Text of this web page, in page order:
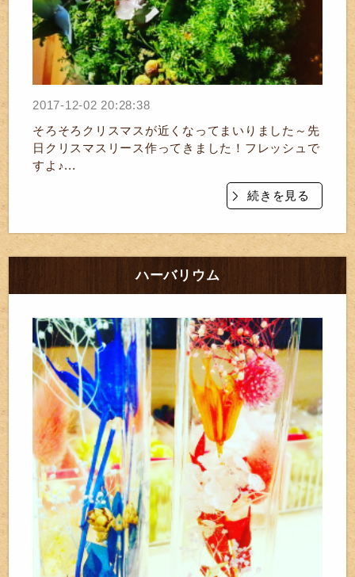
2017-12-02 20:28:38
そろそろクリスマスが近くなってまいりました～先
日クリスマスリース作ってきました！フレッシュで
すよ♪...
続きを見る
ハーバリウム